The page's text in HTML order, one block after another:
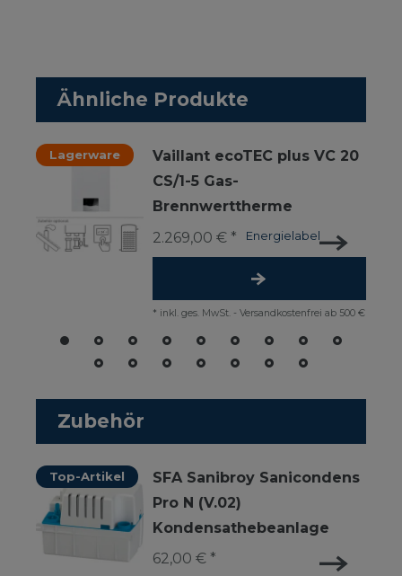
Ähnliche Produkte
Lagerware
Vaillant ecoTEC plus VC 20
CS/1-5 Gas-
Brennwerttherme
Energielabel
2.269,00 € *
* inkl. ges. MwSt. - Versandkostenfrei ab 500 €
Zubehör
Top-Artikel
SFA Sanibroy Sanicondens
Pro N (V.02)
Kondensathebeanlage
62,00 € *